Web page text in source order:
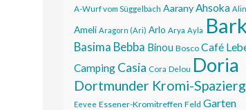
A-Wurf vom Süggelbach Aarany Ahsoka
Ameli Aragorn (Ari) Arlo Arya Ayla
Basima Bebba Binou Bosco Café
Camping Casia Cora Delou Doria
Dortmunder Kromi-
Eevee Essener-Kromitreffen Feld Garten